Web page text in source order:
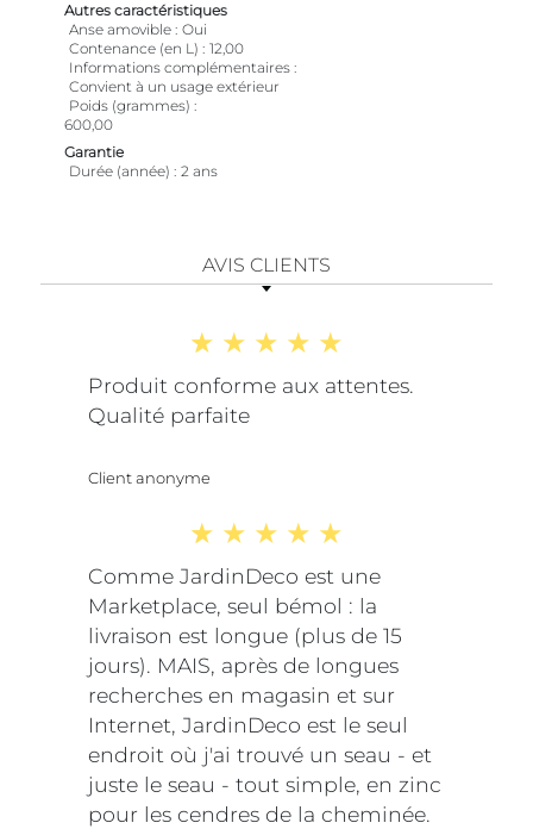
Autres caractéristiques
Anse amovible Oui
Contenance (en L)
12,00
Informations complémentaires
Convient à un usage extérieur
Poids (grammes)
600,00
Garantie
Durée (année)
2 ans
AVIS CLIENTS
Produit conforme aux attentes.
Qualité parfaite
Client anonyme
Comme JardinDeco est une
Marketplace, seul bémol : la
livraison est longue (plus de 15
jours). MAIS, après de longues
recherches en magasin et sur
Internet, JardinDeco est le seul
endroit où j'ai trouvé un seau - et
juste le seau - tout simple, en zinc
pour les cendres de la cheminée.